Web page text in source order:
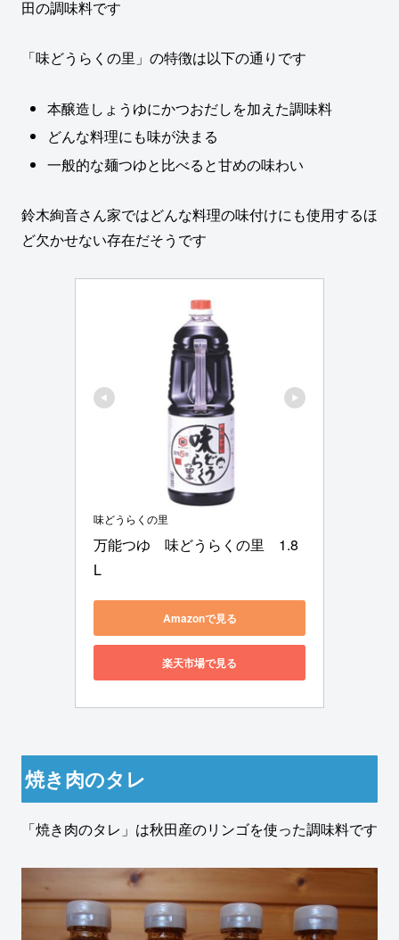
田の調味料です
「味どうらくの里」の特徴は以下の通りです
本醸造しょうゆにかつおだしを加えた調味料
どんな料理にも味が決まる
一般的な麺つゆと比べると甘めの味わい
鈴木絢音さん家ではどんな料理の味付けにも使用するほ
ど欠かせない存在だそうです
味どうらくの里
万能つゆ　味どうらくの里　1.8
L
Amazonで見る
楽天市場で見る
焼き肉のタレ
「焼き肉のタレ」は秋田産のリンゴを使った調味料です